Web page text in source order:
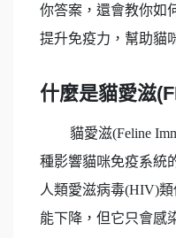
你答案，還會教你如
提升免疫力，幫助貓
什麼是貓愛滋
貓愛滋(Feline
種影響貓咪免疫系統
人類愛滋病毒(HIV)
能下降，但它只會感